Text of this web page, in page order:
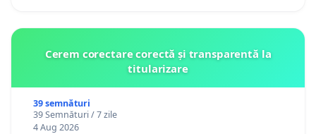
Cerem corectare corectă și transparentă la
titularizare
39 semnături
39 Semnături / 7 zile
4 Aug 2026